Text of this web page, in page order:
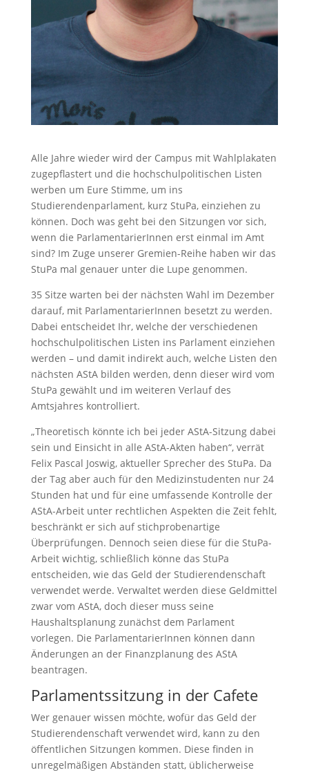
Alle Jahre wieder wird der Campus mit Wahlplakaten
zugepflastert und die hochschulpolitischen Listen
werben um Eure Stimme, um ins
Studierendenparlament, kurz StuPa, einziehen zu
können. Doch was geht bei den Sitzungen vor sich,
wenn die ParlamentarierInnen erst einmal im Amt
sind? Im Zuge unserer Gremien-Reihe haben wir das
StuPa mal genauer unter die Lupe genommen.
35 Sitze warten bei der nächsten Wahl im Dezember
darauf, mit ParlamentarierInnen besetzt zu werden.
Dabei entscheidet Ihr, welche der verschiedenen
hochschulpolitischen Listen ins Parlament einziehen
werden – und damit indirekt auch, welche Listen den
nächsten AStA bilden werden, denn dieser wird vom
StuPa gewählt und im weiteren Verlauf des
Amtsjahres kontrolliert.
„Theoretisch könnte ich bei jeder AStA-Sitzung dabei
sein und Einsicht in alle AStA-Akten haben“, verrät
Felix Pascal Joswig, aktueller Sprecher des StuPa. Da
der Tag aber auch für den Medizinstudenten nur 24
Stunden hat und für eine umfassende Kontrolle der
AStA-Arbeit unter rechtlichen Aspekten die Zeit fehlt,
beschränkt er sich auf stichprobenartige
Überprüfungen. Dennoch seien diese für die StuPa-
Arbeit wichtig, schließlich könne das StuPa
entscheiden, wie das Geld der Studierendenschaft
verwendet werde. Verwaltet werden diese Geldmittel
zwar vom AStA, doch dieser muss seine
Haushaltsplanung zunächst dem Parlament
vorlegen. Die ParlamentarierInnen können dann
Änderungen an der Finanzplanung des AStA
beantragen.
Parlamentssitzung in der Cafete
Wer genauer wissen möchte, wofür das Geld der
Studierendenschaft verwendet wird, kann zu den
öffentlichen Sitzungen kommen. Diese finden in
unregelmäßigen Abständen statt, üblicherweise